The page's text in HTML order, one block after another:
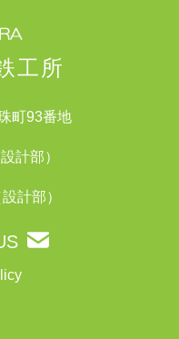
工所
町93番地
設計部）
計部）